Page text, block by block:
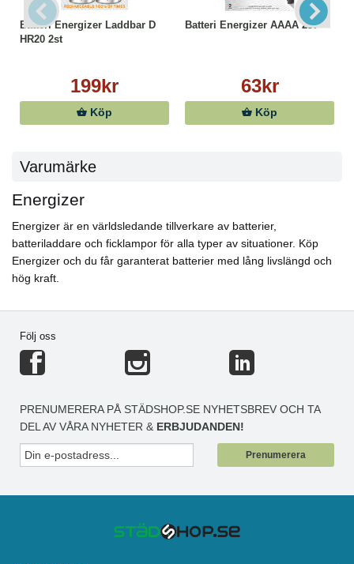
Batteri Energizer Laddbar D
HR20 2st
199kr
Köp
Batteri Energizer AAAA 2st
63kr
Köp
Varumärke
Energizer
Energizer är en världsledande tillverkare av batterier,
batteriladdare och ficklampor för alla typer av situationer. Köp
Energizer och du får garanterat batterier med lång livslängd och
hög kraft.
Följ oss
PRENUMERERA PÅ STÄDSHOP.SE NYHETSBREV OCH TA
DEL AV VÅRA NYHETER & ERBJUDANDEN!
Prenumerera